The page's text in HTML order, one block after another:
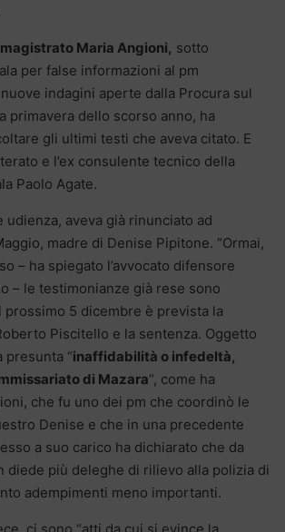
magistrato Maria Angioni, sotto
per false informazioni al pm
indagini aperte dalla Procura sul
primavera dello scorso anno, ha
gli ultimi testi che aveva citato. E
e l’ex consulente tecnico della
Paolo Agate.
udienza, aveva già rinunciato ad
madre di Denise Pipitone. “Ormai,
– ha spiegato l’avvocato difensore
– le testimonianze già rese sono
prossimo 5 dicembre è prevista la
Piscitello e la sentenza. Oggetto
presunta “inaffidabilità o infedeltà,
di Mazara“, come ha
che fu uno dei pm che coordinò le
Denise e che in una precedente
a suo carico ha dichiarato che da
diede più deleghe di rilievo alla polizia di
adempimenti meno importanti.